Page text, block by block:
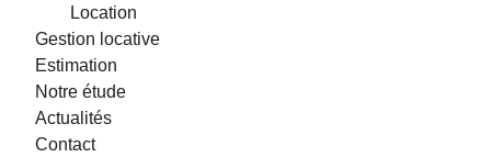
Location
Gestion locative
Estimation
Notre étude
Actualités
Contact